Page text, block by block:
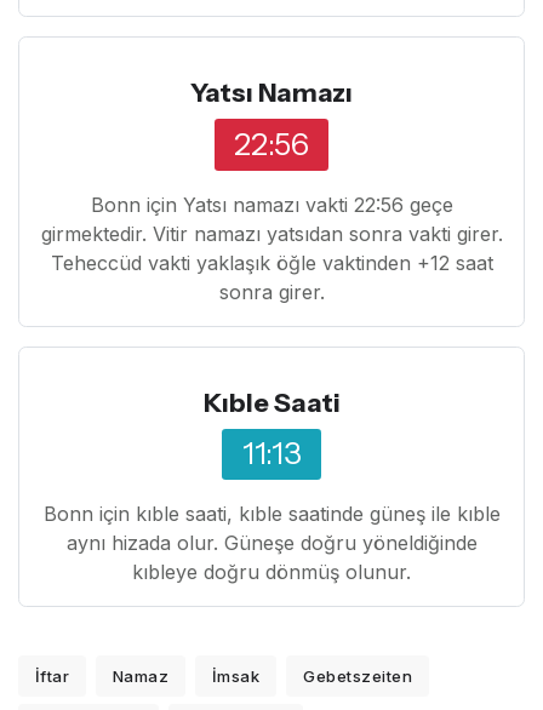
Yatsı Namazı
22:56
Bonn için Yatsı namazı vakti 22:56 geçe
girmektedir. Vitir namazı yatsıdan sonra vakti girer.
Teheccüd vakti yaklaşık öğle vaktinden +12 saat
sonra girer.
Kıble Saati
11:13
Bonn için kıble saati, kıble saatinde güneş ile kıble
aynı hizada olur. Güneşe doğru yöneldiğinde
kıbleye doğru dönmüş olunur.
İftar Namaz İmsak Gebetszeiten